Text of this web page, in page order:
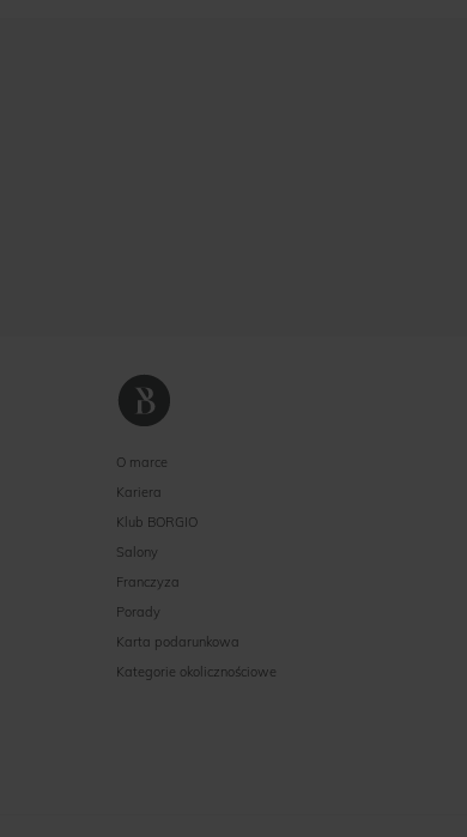
O marce
Kariera
Klub BORGIO
Salony
Franczyza
Porady
Karta podarunkowa
Kategorie okolicznościowe